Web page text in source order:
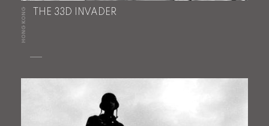
HONG KONG THE 33D INVADER